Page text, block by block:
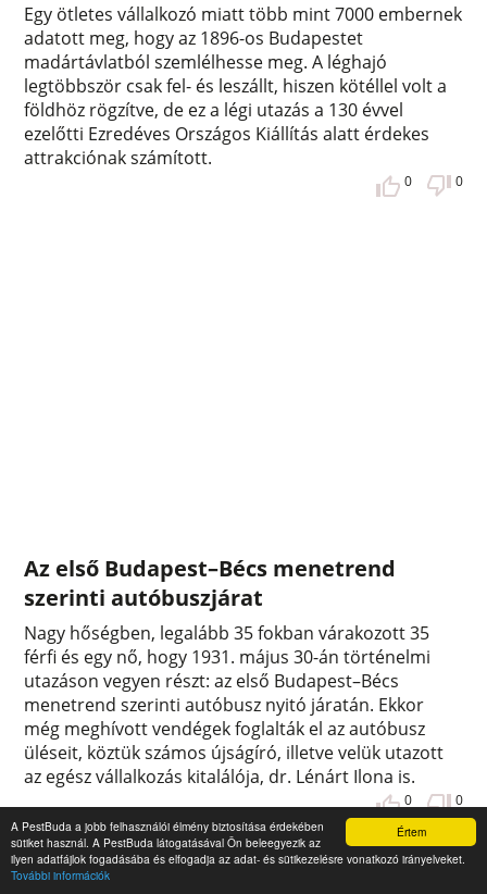
Értem
A PestBuda a jobb felhasználói élmény biztosítása érdekében
sütiket használ. A PestBuda látogatásával Ön beleegyezik az
ilyen adatfájlok fogadásába és elfogadja az adat- és sütikezelésre vonatkozó irányelveket.
További információk
Egy ötletes vállalkozó miatt több mint 7000 embernek
adatott meg, hogy az 1896-os Budapestet
madártávlatból szemlélhesse meg. A léghajó
legtöbbször csak fel- és leszállt, hiszen kötéllel volt a
földhöz rögzítve, de ez a légi utazás a 130 évvel
ezelőtti Ezredéves Országos Kiállítás alatt érdekes
attrakciónak számított.
0 0
Az első Budapest–Bécs menetrend
szerinti autóbuszjárat
Nagy hőségben, legalább 35 fokban várakozott 35
férfi és egy nő, hogy 1931. május 30-án történelmi
utazáson vegyen részt: az első Budapest–Bécs
menetrend szerinti autóbusz nyitó járatán. Ekkor
még meghívott vendégek foglalták el az autóbusz
üléseit, köztük számos újságíró, illetve velük utazott
az egész vállalkozás kitalálója, dr. Lénárt Ilona is.
0 0